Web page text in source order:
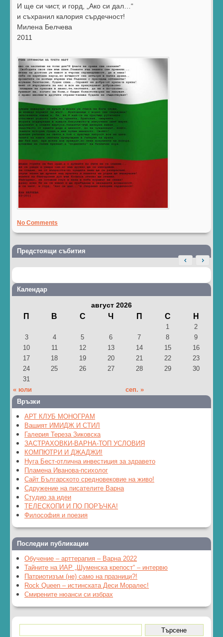
И ще си чист, и горд, „Ако си дал…“
и съхранил калория сърдечност!
Милена Белчева
2011
No Comments
Предстоящи събития
Календар
август 2026
П В С Ч П С Н
« юли сеп. »
1
2
3
4 5 6 7 8
9
10
11 12 13 14 15
16
17
18 19 20 21 22
23
24
25 26 27 28 29
30
31
Връзки
АРТ КЛУБ МОНОГРАМ
Вашият ИМИДЖ И СТИЛ
Галерия Тереза Зиковска
ЗАСТРАХОВКИ-ВАРНА-ТОП УСЛОВИЯ
КОМПЮТРИ И ДЖАДЖИ!
Нуга Бест-отлична инвестиция за здравето
Пламена Иванова-психолог
Сайт Българското средновековие на живо!
Сдружение на писателите Варна
Студио за идеи
ТЕЛЕСКОПИ И ПО ПОРЪЧКА!
Философия и поезия
Последни публикации
Обучение – арттерапия – Варна 2022
Тайните на ИАР „Шуменска крепост“ – интервю
Патриотизъм (не) само на празници?!
Rock Queen – истинската Деси Моралес!
Смирените нюанси си избрах